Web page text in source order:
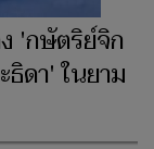
'กษัตริย์จิก
ดา' ในยาม